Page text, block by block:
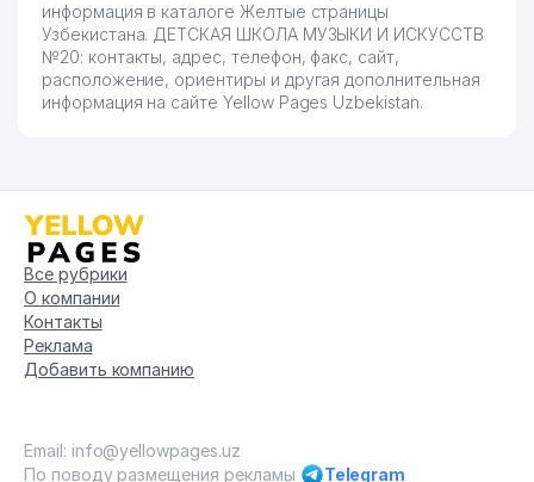
информация в каталоге Желтые страницы
Узбекистана. ДЕТСКАЯ ШКОЛА МУЗЫКИ И ИСКУССТВ
№20: контакты, адрес, телефон, факс, сайт,
расположение, ориентиры и другая дополнительная
информация на сайте Yellow Pages Uzbekistan.
Все рубрики
О компании
Контакты
Реклама
Добавить компанию
Email: info@yellowpages.uz
По поводу размещения рекламы
Telegram